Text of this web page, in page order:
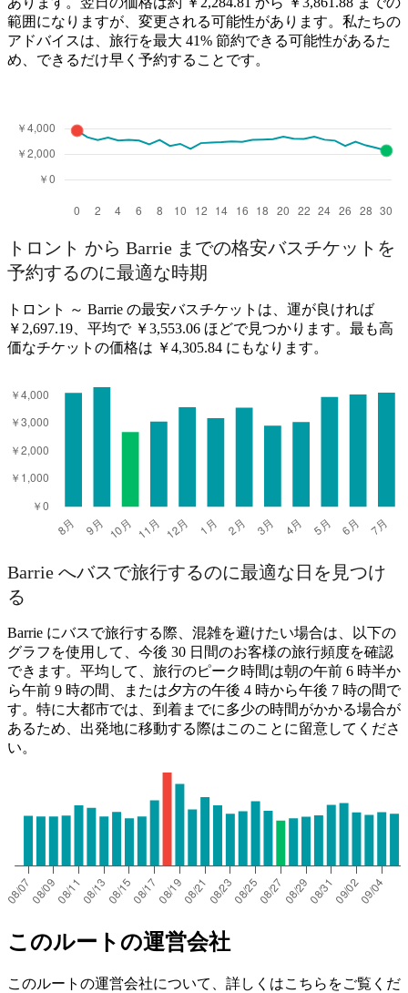
範囲になりますが、変更される可能性があります。私たちの
アドバイスは、旅行を最大 41% 節約できる可能性があるた
め、できるだけ早く予約することです。
トロント から Barrie までの格安バスチケットを
予約するのに最適な時期
トロント ～ Barrie の最安バスチケットは、運が良ければ
￥2,697.19、平均で ￥3,553.06 ほどで見つかります。最も高
価なチケットの価格は ￥4,305.84 にもなります。
Barrie へバスで旅行するのに最適な日を見つけ
る
Barrie にバスで旅行する際、混雑を避けたい場合は、以下の
グラフを使用して、今後 30 日間のお客様の旅行頻度を確認
できます。平均して、旅行のピーク時間は朝の午前 6 時半か
ら午前 9 時の間、または夕方の午後 4 時から午後 7 時の間で
す。特に大都市では、到着までに多少の時間がかかる場合が
あるため、出発地に移動する際はこのことに留意してくださ
い。
このルートの運営会社
このルートの運営会社について、詳しくはこちらをご覧くだ